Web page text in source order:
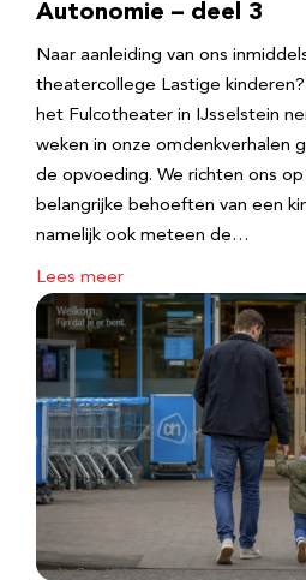
Autonomie – deel 3
Naar aanleiding van ons
theatercollege Lastige
het Fulcotheater in IJsselstein
weken in onze omdenkverhalen
de opvoeding. We richten ons
belangrijke behoeften van een
namelijk ook meteen de…
Lees meer